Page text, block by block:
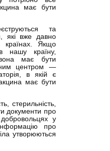
має бути
та
які вже давно
країнах. Якщо
нашу країну,
має бути
центром —
в якій є
має бути
стерильність,
документи про
у
про
утворюються